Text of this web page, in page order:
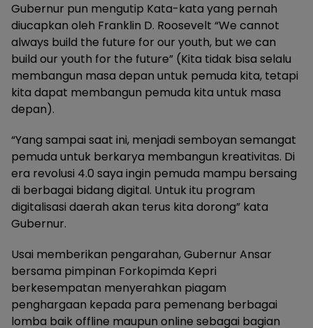
Gubernur pun mengutip Kata-kata yang pernah
diucapkan oleh Franklin D. Roosevelt “We cannot
always build the future for our youth, but we can
build our youth for the future” (Kita tidak bisa selalu
membangun masa depan untuk pemuda kita, tetapi
kita dapat membangun pemuda kita untuk masa
depan).
“Yang sampai saat ini, menjadi semboyan semangat
pemuda untuk berkarya membangun kreativitas. Di
era revolusi 4.0 saya ingin pemuda mampu bersaing
di berbagai bidang digital. Untuk itu program
digitalisasi daerah akan terus kita dorong” kata
Gubernur.
Usai memberikan pengarahan, Gubernur Ansar
bersama pimpinan Forkopimda Kepri
berkesempatan menyerahkan piagam
penghargaan kepada para pemenang berbagai
lomba baik offline maupun online sebagai bagian